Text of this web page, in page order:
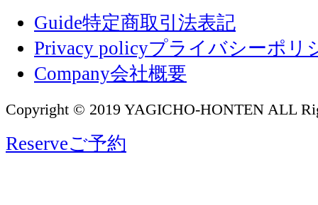
Guide特定商取引法表記
Privacy policyプライバシーポリ
Company会社概要
Copyright © 2019 YAGICHO-HONTEN ALL
Reserveご予約